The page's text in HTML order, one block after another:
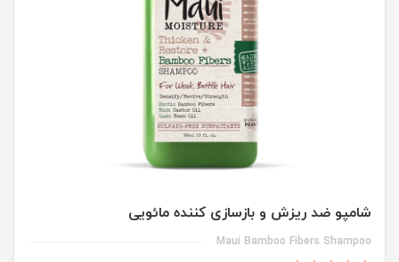
شامپو ضد ریزش و بازسازی کننده مائویی
Maui Bamboo Fibers Shampoo